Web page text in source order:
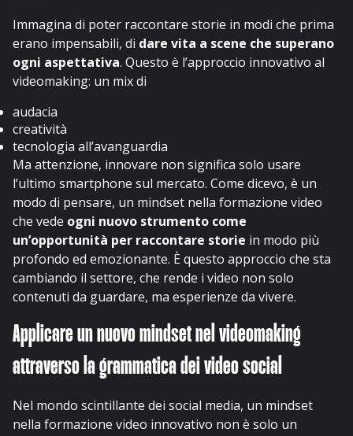
Immagina di poter raccontare storie in modi che prima
erano impensabili, di dare vita a scene che superano
ogni aspettativa. Questo è l’approccio innovativo al
videomaking: un mix di
audacia
creatività
tecnologia all’avanguardia
Ma attenzione, innovare non significa solo usare
l’ultimo smartphone sul mercato. Come dicevo, è un
modo di pensare, un mindset nella formazione video
che vede ogni nuovo strumento come
un’opportunità per raccontare storie in modo più
profondo ed emozionante. È questo approccio che sta
cambiando il settore, che rende i video non solo
contenuti da guardare, ma esperienze da vivere.
Applicare un nuovo mindset nel videomaking
attraverso la grammatica dei video social
Nel mondo scintillante dei social media, un mindset
nella formazione video innovativo non è solo un